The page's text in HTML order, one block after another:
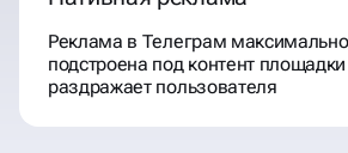
Реклама в Телеграм максимально
подстроена под контент
раздражает пользователя